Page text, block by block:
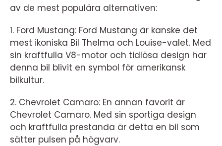
av de mest populära alternativen:
1. Ford Mustang: Ford Mustang är kanske det
mest ikoniska Bil Thelma och Louise-valet. Med
sin kraftfulla V8-motor och tidlösa design har
denna bil blivit en symbol för amerikansk
bilkultur.
2. Chevrolet Camaro: En annan favorit är
Chevrolet Camaro. Med sin sportiga design
och kraftfulla prestanda är detta en bil som
sätter pulsen på högvarv.